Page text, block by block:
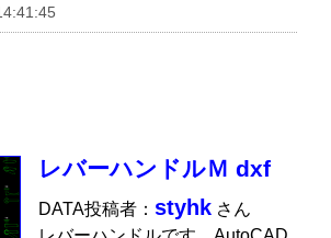
レバーハンドルＭ dxf
DATA投稿者：styhk さん